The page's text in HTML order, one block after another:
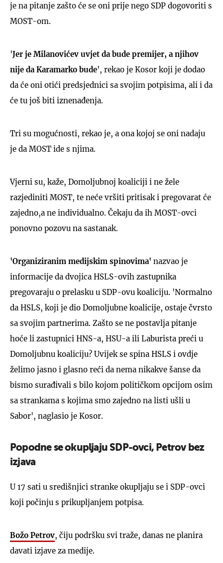
je na pitanje zašto će se oni prije nego SDP dogovoriti s
MOST-om.
'Jer je Milanovićev uvjet da bude premijer, a njihov
nije da Karamarko bude', rekao je Kosor koji je dodao
da će oni otići predsjednici sa svojim potpisima, ali i da
će tu još biti iznenađenja.
Tri su mogućnosti, rekao je, a ona kojoj se oni nadaju
je da MOST ide s njima.
Vjerni su, kaže, Domoljubnoj koaliciji i ne žele
razjediniti MOST, te neće vršiti pritisak i pregovarat će
zajedno,a ne individualno. Čekaju da ih MOST-ovci
ponovno pozovu na sastanak.
'Organiziranim medijskim spinovima' nazvao je
informacije da dvojica HSLS-ovih zastupnika
pregovaraju o prelasku u SDP-ovu koaliciju. 'Normalno
da HSLS, koji je dio Domoljubne koalicije, ostaje čvrsto
sa svojim partnerima. Zašto se ne postavlja pitanje
hoće li zastupnici HNS-a, HSU-a ili Laburista preći u
Domoljubnu koaliciju? Uvijek se spina HSLS i ovdje
želimo jasno i glasno reći da nema nikakve šanse da
bismo surađivali s bilo kojom političkom opcijom osim
sa strankama s kojima smo zajedno na listi ušli u
Sabor', naglasio je Kosor.
Popodne se okupljaju SDP-ovci, Petrov bez
izjava
U 17 sati u središnjici stranke okupljaju se i SDP-ovci
koji počinju s prikupljanjem potpisa.
Božo Petrov, čiju podršku svi traže, danas ne planira
davati izjave za medije.